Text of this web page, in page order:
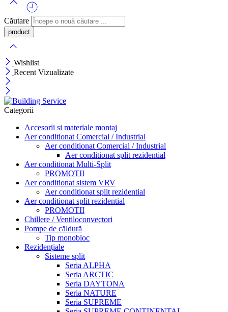
Căutare
Wishlist
Recent Vizualizate
Categorii
Accesorii si materiale montaj
Aer conditionat Comercial / Industrial
Aer conditionat Comercial / Industrial
Aer conditionat split rezidential
Aer conditionat Multi-Split
PROMOTII
Aer conditionat sistem VRV
Aer conditionat split rezidential
Aer conditionat split rezidential
PROMOTII
Chillere / Ventiloconvectori
Pompe de căldură
Tip monobloc
Rezidențiale
Sisteme split
Seria ALPHA
Seria ARCTIC
Seria DAYTONA
Seria NATURE
Seria SUPREME